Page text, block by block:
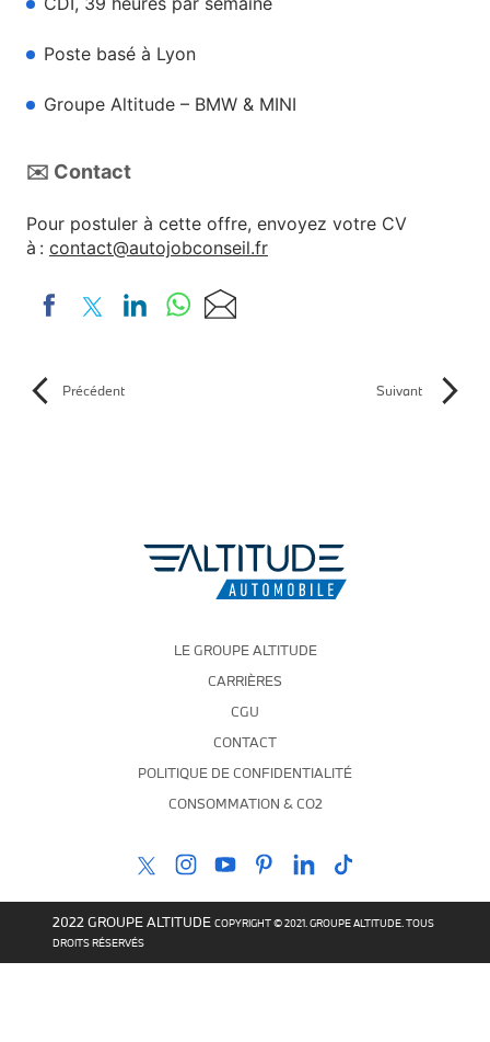
Poste basé à Lyon
Groupe Altitude – BMW & MINI
✉️ Contact
Pour postuler à cette offre, envoyez votre CV
à : contact@autojobconseil.fr
Précédent Suivant
LE GROUPE ALTITUDE
CARRIÈRES
CGU
CONTACT
POLITIQUE DE CONFIDENTIALITÉ
CONSOMMATION & CO2
2022 GROUPE ALTITUDE COPYRIGHT © 2021. GROUPE ALTITUDE. TOUS
DROITS RÉSERVÉS